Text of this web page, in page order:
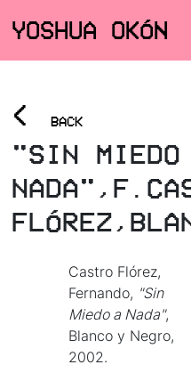
YOSHUA OKÓN
< BACK
"SIN MIEDO
Castro Flórez,
Fernando, "Sin
Miedo a Nada",
Blanco y Negro,
2002.